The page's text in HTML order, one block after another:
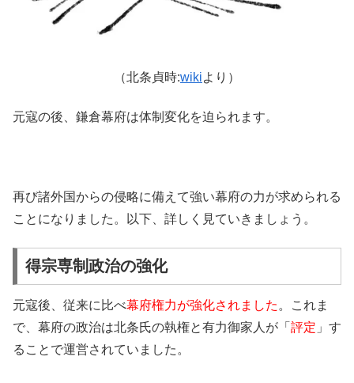
（北条貞時:wikiより）
元寇の後、鎌倉幕府は体制変化を迫られます。
再び諸外国からの侵略に備えて強い幕府の力が求められる
ことになりました。以下、詳しく見ていきましょう。
得宗専制政治の強化
元寇後、従来に比べ幕府権力が強化されました 。これま
で、幕府の政治は北条氏の執権と有力御家人が「 評定 」す
ることで運営されていました。